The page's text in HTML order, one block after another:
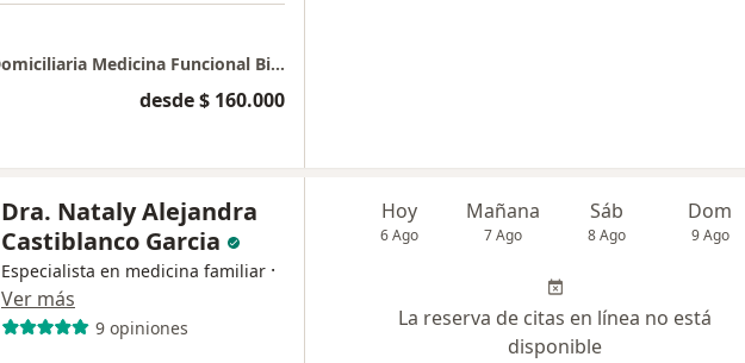
Cajicá - Consulta Domiciliaria Medicina Funcional Biorreguladora
desde $ 160.000
Dra. Nataly Alejandra
Castiblanco Garcia
Especialista en medicina familiar ·
Ver más
9 opiniones
Hoy
6 Ago
Mañana
7 Ago
Sáb
8 Ago
Dom
9 Ago
La reserva de citas en línea no está
disponible